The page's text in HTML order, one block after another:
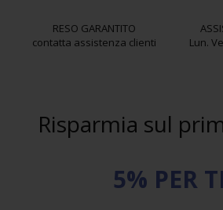
RESO GARANTITO
contatta assistenza clienti
Lun.
Risparmia sul
5% PER